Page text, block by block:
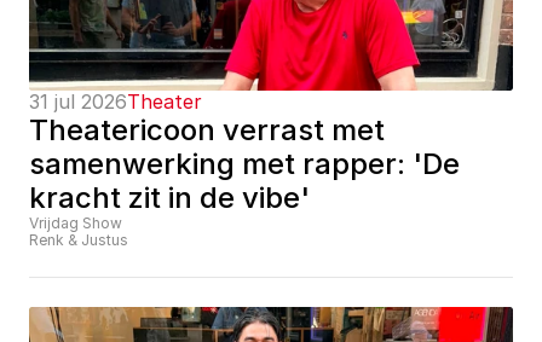
31 jul 2026Theater
Theatericoon verrast met
samenwerking met rapper: 'De
kracht zit in de vibe'
Vrijdag Show
Renk & Justus